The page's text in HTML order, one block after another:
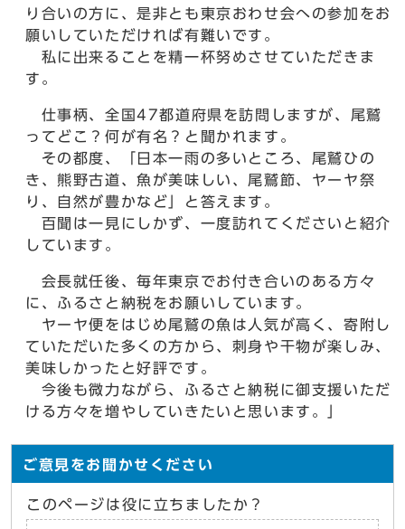
り合いの方に、是非とも東京おわせ会への参加をお
願いしていただければ有難いです。
私に出来ることを精一杯努めさせていただきま
す。
仕事柄、全国47都道府県を訪問しますが、尾鷲
ってどこ？何が有名？と聞かれます。
その都度、「日本一雨の多いところ、尾鷲ひの
き、熊野古道、魚が美味しい、尾鷲節、ヤーヤ祭
り、自然が豊かなど」と答えます。
百聞は一見にしかず、一度訪れてくださいと紹介
しています。
会長就任後、毎年東京でお付き合いのある方々
に、ふるさと納税をお願いしています。
ヤーヤ便をはじめ尾鷲の魚は人気が高く、寄附し
ていただいた多くの方から、刺身や干物が楽しみ、
美味しかったと好評です。
今後も微力ながら、ふるさと納税に御支援いただ
ける方々を増やしていきたいと思います。」
ご意見をお聞かせください
このページは役に立ちましたか？